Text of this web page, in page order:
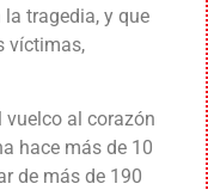
tragedia, y que
víctimas,
vuelco al corazón
hace más de 10
de más de 190